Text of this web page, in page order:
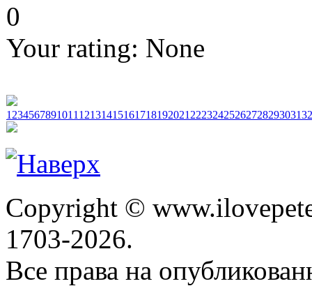
0
Your rating: None
1 234567891011 12131415161718192021 2223242526272829303132
Copyright ©
1703-2026.
Все права на